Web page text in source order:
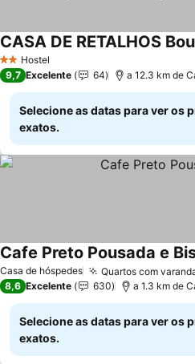
2 Estrelas
Hostel
9,7 Excelente 64 a 12.3 km de
Selecione as datas para ver os
exatos.
Casa de hóspedes Quartos com
Cafe Preto Pousada e
8,6 Excelente 630 a 1.3 km de
Selecione as datas para ver os
exatos.